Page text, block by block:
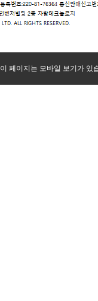
이 페이지는 모바일 보기가 있